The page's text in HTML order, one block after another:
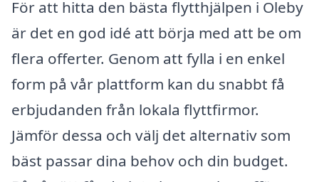
För att hitta den bästa flytthjälpen i Oleby
är det en god idé att börja med att be om
flera offerter. Genom att fylla i en enkel
form på vår plattform kan du snabbt få
erbjudanden från lokala flyttfirmor.
Jämför dessa och välj det alternativ som
bäst passar dina behov och din budget.